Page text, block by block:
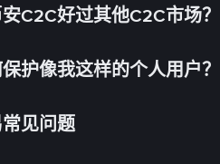
C2C好过其他C2C市场？
护像我这样的个人用户？
见问题